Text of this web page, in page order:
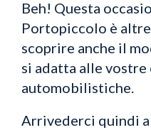
Beh! Questa
Portopiccolo è
scoprire anche il
si adatta alle vostre
automobilistiche.
Arrivederci quindi